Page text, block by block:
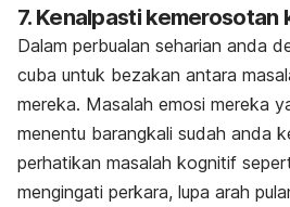
7. Kenalpasti kemerosotan
Dalam perbualan seharian anda
cuba untuk bezakan antara
mereka. Masalah emosi mereka
menentu barangkali sudah anda
perhatikan masalah kognitif
mengingati perkara, lupa arah